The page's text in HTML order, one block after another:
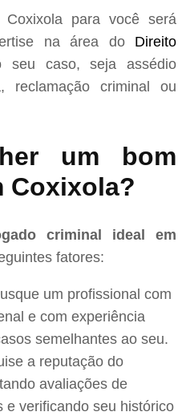
para você será
na área do Direito
seu caso, seja assédio
reclamação criminal ou
um bom
Coxixola?
criminal ideal em
fatores:
um profissional com
e com experiência
semelhantes ao seu.
a reputação do
avaliações de
e verificando seu histórico